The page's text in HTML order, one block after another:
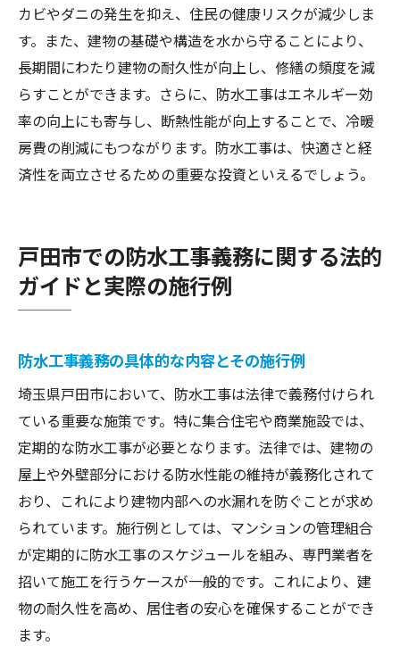
カビやダニの発生を抑え、住民の健康リスクが減少しま
す。また、建物の基礎や構造を水から守ることにより、
長期間にわたり建物の耐久性が向上し、修繕の頻度を減
らすことができます。さらに、防水工事はエネルギー効
率の向上にも寄与し、断熱性能が向上することで、冷暖
房費の削減にもつながります。防水工事は、快適さと経
済性を両立させるための重要な投資といえるでしょう。
戸田市での防水工事義務に関する法的
ガイドと実際の施行例
防水工事義務の具体的な内容とその施行例
埼玉県戸田市において、防水工事は法律で義務付けられ
ている重要な施策です。特に集合住宅や商業施設では、
定期的な防水工事が必要となります。法律では、建物の
屋上や外壁部分における防水性能の維持が義務化されて
おり、これにより建物内部への水漏れを防ぐことが求め
られています。施行例としては、マンションの管理組合
が定期的に防水工事のスケジュールを組み、専門業者を
招いて施工を行うケースが一般的です。これにより、建
物の耐久性を高め、居住者の安心を確保することができ
ます。